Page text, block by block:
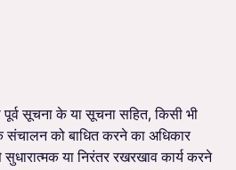
सूचना के या सूचना सहित, किसी भी
को बाधित करने का अधिकार
या निरंतर रखरखाव कार्य करने